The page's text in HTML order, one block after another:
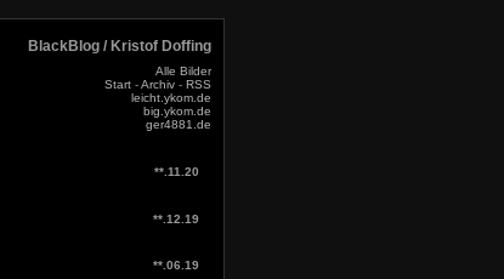
BlackBlog / Kristof Doffing
Alle Bilder
Start -Archiv - RSS
leicht.ykom.de
big.ykom.de
ger4881.de
**.11.20
**.12.19
**.06.19